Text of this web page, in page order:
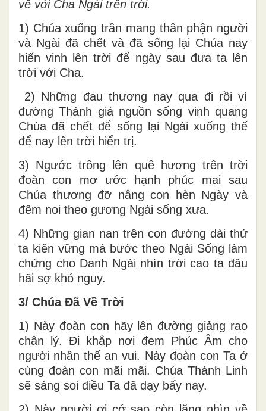
về với Cha Ngài trên trời.
1) Chúa xuống trần mang thân phận người
và Ngài đã chết và đã sống lại Chúa nay
hiển vinh lên trời để ngày sau đưa ta lên
trời với Cha.
2) Những đau thương nay qua đi rồi vì
đường Thánh giá nguồn sống vinh quang
Chúa đã chết để sống lại Ngài xuống thế
để nay lên trời hiển trị.
3) Ngước trông lên quê hương trên trời
đoàn con mơ ước hạnh phúc mai sau
Chúa thương đỡ nâng con hèn Ngày và
đêm noi theo gương Ngài sống xưa.
4) Những gian nan trên con đường dài thử
ta kiên vững mà bước theo Ngài Sống làm
chứng cho Danh Ngài nhìn trời cao ta đâu
hãi sợ khó nguy.
3/ Chúa Đã Về Trời
1) Này đoàn con hãy lên đường giảng rao
chân lý. Đi khắp nơi đem Phúc Âm cho
người nhân thế an vui. Này đoàn con Ta ở
cùng đoàn con mãi mãi. Chúa Thánh Linh
sẽ sáng soi điều Ta đã dạy bấy nay.